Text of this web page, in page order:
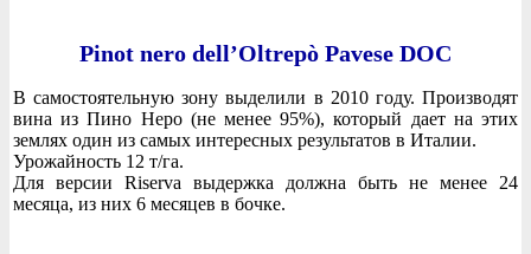
Pinot nero dell’Oltrepò Pavese DOC
В самостоятельную зону выделили в 2010 году. Производят
вина из Пино Неро (не менее 95%), который дает на этих
землях один из самых интересных результатов в Италии.
Урожайность 12 т/га.
Для версии Riserva выдержка должна быть не менее 24
месяца, из них 6 месяцев в бочке.